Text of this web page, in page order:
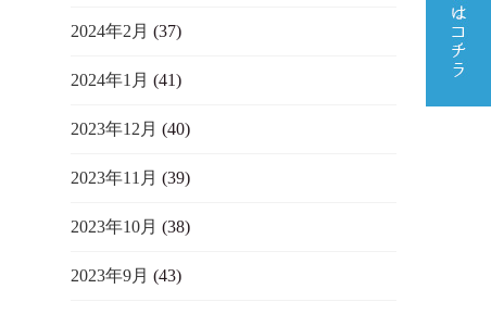
2024年2月 (37)
2024年1月 (41)
2023年12月 (40)
2023年11月 (39)
2023年10月 (38)
2023年9月 (43)